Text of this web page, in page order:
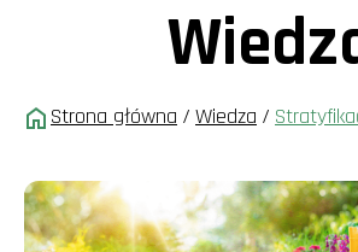
Strona główna / Wiedza /